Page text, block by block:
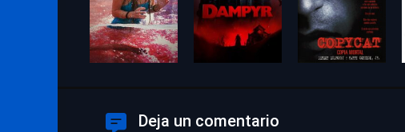
Deja un comentario